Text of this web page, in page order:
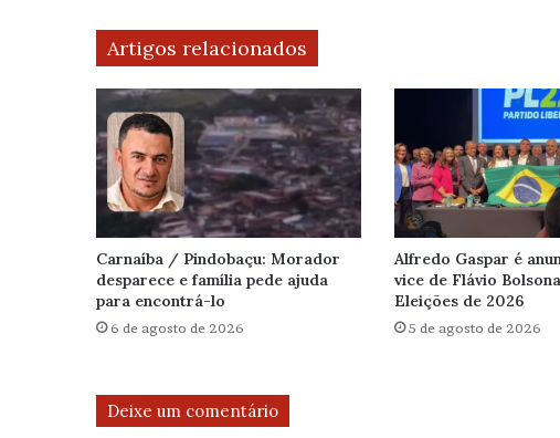
Artigos relacionados
Carnaíba / Pindobaçu: Morador
desparece e família pede ajuda
para encontrá-lo
6 de agosto de 2026
Alfredo Gaspar é
vice de Flávio
Eleições de 2026
5 de agosto de 2026
Deixe um comentário